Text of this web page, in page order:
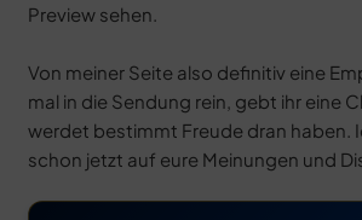
Preview sehen.
Von meiner Seite also definitiv eine
mal in die Sendung rein, gebt ihr eine
werdet bestimmt Freude dran haben.
schon jetzt auf eure Meinungen und